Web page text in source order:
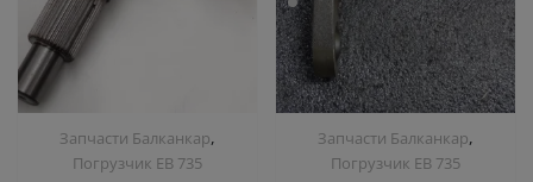
Запчасти Балканкар,
Погрузчик ЕВ 735
Запчасти Балканкар,
Погрузчик ЕВ 735